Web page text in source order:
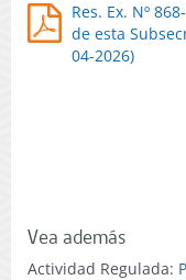
Res. Ex. Nº
de esta
04-2026)
Vea además
Actividad Regulada: